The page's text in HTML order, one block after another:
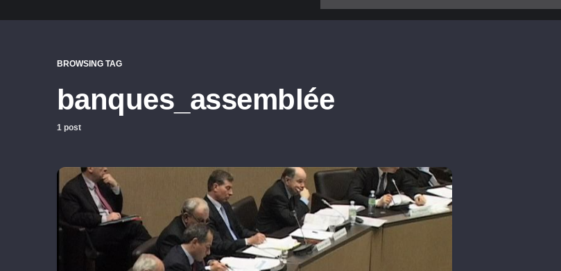
BROWSING TAG
banques_assemblée
1 post